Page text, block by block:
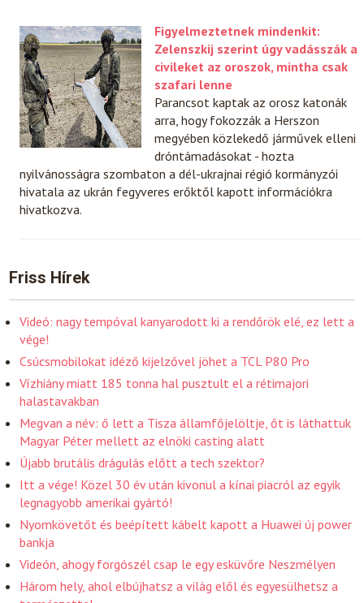
Figyelmeztetnek mindenkit:
Zelenszkij szerint úgy vadásszák a
civileket az oroszok, mintha csak
szafari lenne
Parancsot kaptak az orosz katonák
arra, hogy fokozzák a Herszon
megyében közlekedő járművek elleni
dróntámadásokat - hozta
nyilvánosságra szombaton a dél-ukrajnai régió kormányzói
hivatala az ukrán fegyveres erőktől kapott információkra
hivatkozva.
Friss Hírek
Videó: nagy tempóval kanyarodott ki a rendőrök elé, ez lett a
vége!
Csúcsmobilokat idéző kijelzővel jöhet a TCL P80 Pro
Vízhiány miatt 185 tonna hal pusztult el a rétimajori
halastavakban
Megvan a név: ő lett a Tisza államfőjelöltje, őt is láthattuk
Magyar Péter mellett az elnöki casting alatt
Újabb brutális drágulás előtt a tech szektor?
Itt a vége! Közel 30 év után kivonul a kínai piacról az egyik
legnagyobb amerikai gyártó!
Nyomkövetőt és beépített kábelt kapott a Huawei új power
bankja
Videón, ahogy forgószél csap le egy esküvőre Neszmélyen
Három hely, ahol elbújhatsz a világ elől és egyesülhetsz a